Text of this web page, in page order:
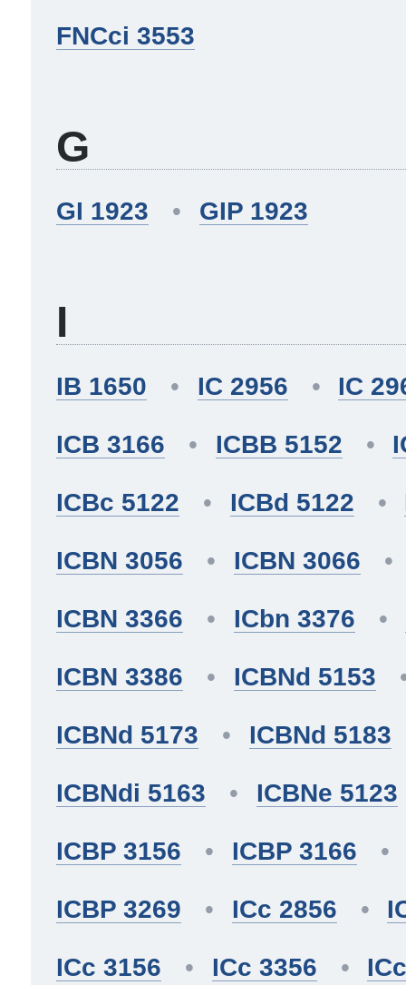
FNCci 3553
G
GI 1923 GIP 1923
I
IB 1650 IC 2956 IC
ICB 3166 ICBB 5152
ICBc 5122 ICBd 5122
ICBN 3056 ICBN 3066
ICBN 3366 ICbn 3376
ICBN 3386 ICBNd 5153
ICBNd 5173 ICBNd 5183
ICBNdi 5163 ICBNe 5123
ICBP 3156 ICBP 3166
ICBP 3269 ICc 2856
ICc 3156 ICc 3356